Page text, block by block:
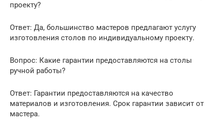
проекту?
Ответ: Да, большинство мастеров предлагают услугу
изготовления столов по индивидуальному проекту.
Вопрос: Какие гарантии предоставляются на столы
ручной работы?
Ответ: Гарантии предоставляются на качество
материалов и изготовления. Срок гарантии зависит от
мастера.